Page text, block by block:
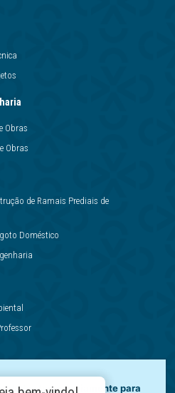
Obras
Obras
de Ramais Prediais de
Doméstico
dados temporariamente para